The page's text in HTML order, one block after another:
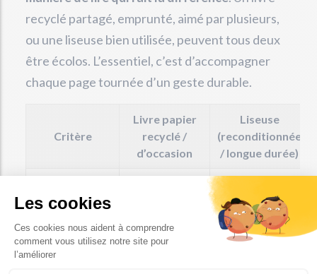
recyclé partagé, emprunté, aimé par plusieurs,
ou une liseuse bien utilisée, peuvent tous deux
être écolos. L’essentiel, c’est d’accompagner
chaque page tournée d’un geste durable.
Critère
Livre papier
recyclé /
d’occasion
Liseuse
(reconditionnée
/ longue durée)
Empreinte
lecture unique)
kg neuf divisé
par 2)
≈ 160–170 kg
CO₂ sur son
cycle de vie
(équivalent à ~80